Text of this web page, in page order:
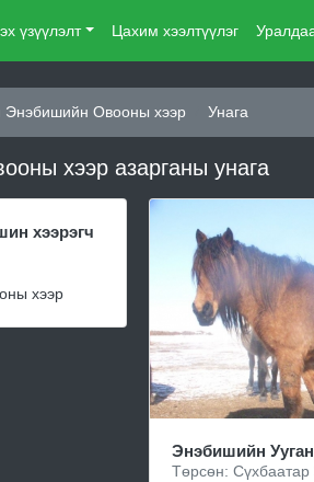
үзүүлэлт Цахим хээлтүүлэг
Энэбишийн Овооны хээр Унага
хээр азарганы унага
хээрэгч
хээр
Энэбишийн
Төрсөн: Сүхбаатар